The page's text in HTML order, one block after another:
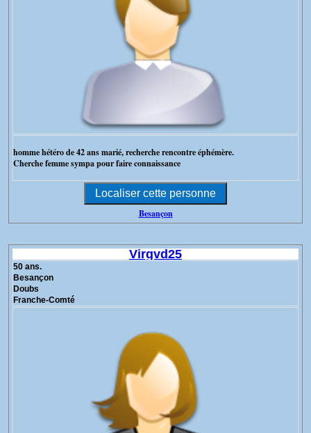
homme hétéro de 42 ans marié, recherche rencontre éphémère.
Cherche femme sympa pour faire connaissance
Besançon
Virgvd25
50 ans.
Besançon
Doubs
Franche-Comté